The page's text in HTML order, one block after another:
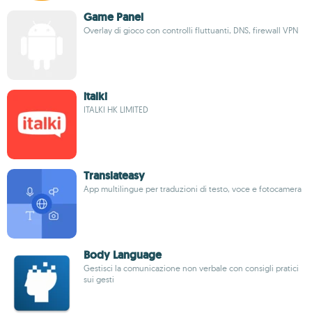
Game Panel
Overlay di gioco con controlli fluttuanti, DNS, firewall VPN
italki
ITALKI HK LIMITED
Translateasy
App multilingue per traduzioni di testo, voce e fotocamera
Body Language
Gestisci la comunicazione non verbale con consigli pratici
sui gesti